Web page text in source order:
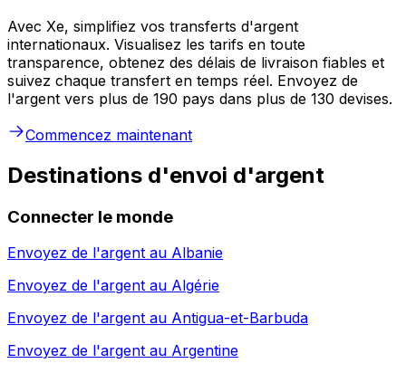
Avec Xe, simplifiez vos transferts d'argent
internationaux. Visualisez les tarifs en toute
transparence, obtenez des délais de livraison fiables et
suivez chaque transfert en temps réel. Envoyez de
l'argent vers plus de 190 pays dans plus de 130 devises.
Commencez maintenant
Destinations d'envoi d'argent
Connecter le monde
Envoyez de l'argent au Albanie
Envoyez de l'argent au Algérie
Envoyez de l'argent au Antigua-et-Barbuda
Envoyez de l'argent au Argentine